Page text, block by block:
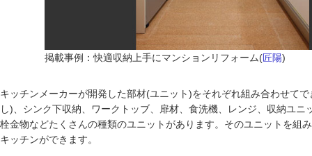
掲載事例：快適収納上手にマンションリフォーム(匠陽)
キッチンメーカーが開発した部材(ユニット)をそれぞれ組み合わせて
し)、シンク下収納、ワークトッブ、扉材、食洗機、レンジ、収納ユニ
栓金物などたくさんの種類のユニットがあります。そのユニットを組
キッチンができます。